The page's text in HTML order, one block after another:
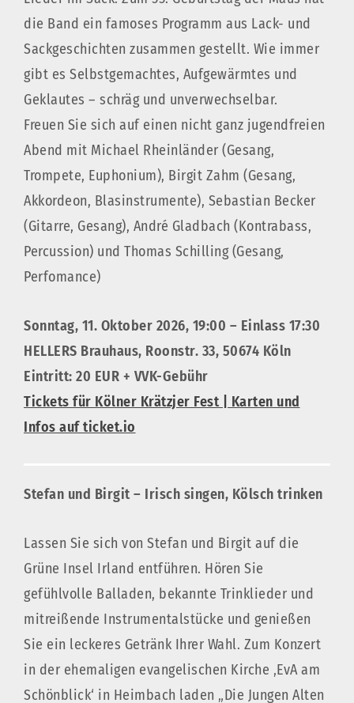
die Band ein famoses Programm aus Lack- und
Sackgeschichten zusammen gestellt. Wie immer
gibt es Selbstgemachtes, Aufgewärmtes und
Geklautes – schräg und unverwechselbar.
Freuen Sie sich auf einen nicht ganz jugendfreien
Abend mit Michael Rheinländer (Gesang,
Trompete, Euphonium), Birgit Zahm (Gesang,
Akkordeon, Blasinstrumente), Sebastian Becker
(Gitarre, Gesang), André Gladbach (Kontrabass,
Percussion) und Thomas Schilling (Gesang,
Perfomance)
Sonntag, 11. Oktober 2026, 19:00 – Einlass 17:30
HELLERS Brauhaus, Roonstr. 33, 50674 Köln
Eintritt: 20 EUR + VVK-Gebühr
Tickets für Kölner Krätzjer Fest | Karten und
Infos auf ticket.io
Stefan und Birgit – Irisch singen, Kölsch trinken
Lassen Sie sich von Stefan und Birgit auf die
Grüne Insel Irland entführen. Hören Sie
gefühlvolle Balladen, bekannte Trinklieder und
mitreißende Instrumentalstücke und genießen
Sie ein leckeres Getränk Ihrer Wahl. Zum Konzert
in der ehemaligen evangelischen Kirche ‚EvA am
Schönblick‘ in Heimbach laden „Die Jungen Alten